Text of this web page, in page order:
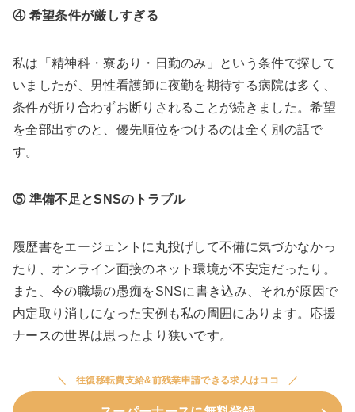
④ 希望条件が厳しすぎる
私は「精神科・寮あり・日勤のみ」という条件で探して
いましたが、男性看護師に夜勤を期待する病院は多く、
条件が折り合わずお断りされることが続きました。希望
を全部出すのと、優先順位をつけるのは全く別の話で
す。
⑤ 準備不足とSNSのトラブル
履歴書をエージェントに丸投げして不備に気づかなかっ
たり、オンライン面接のネット環境が不安定だったり。
また、今の職場の愚痴をSNSに書き込み、それが原因で
内定取り消しになった実例も私の周囲にあります。応援
ナースの世界は思ったより狭いです。
往復移転費支給&前残業申請できる求人はココ